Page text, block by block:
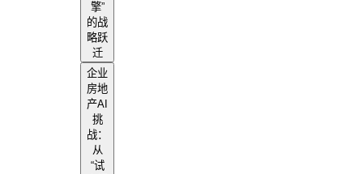
擎”
的战
略跃
迁
企业
房地
产AI
挑
战：
从
“试